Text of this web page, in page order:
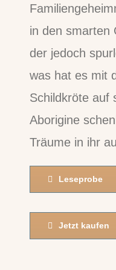
in den smarten
der jedoch
was hat es mit
Schildkröte auf
Aborigine
Träume in ihr
Leseprobe
Jetzt kaufen